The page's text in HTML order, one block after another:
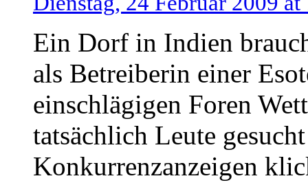
Ein Dorf in Indien
als Betreiberin einer
einschlägigen Foren
tatsächlich Leute
Konkurrenzanzeigen